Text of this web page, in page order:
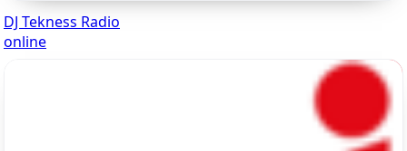
DJ Tekness Radio
online